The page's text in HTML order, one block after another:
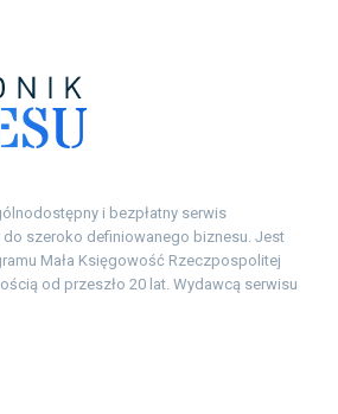
i bezpłatny serwis
szeroko definiowanego biznesu. Jest
Mała Księgowość Rzeczpospolitej
od przeszło 20 lat. Wydawcą serwisu